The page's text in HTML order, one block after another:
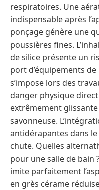
respiratoires. Une
indispensable après
ponçage génère une
poussières fines.
de silice présente un
port d’équipements
s’impose lors des
danger physique
extrêmement glissante
savonneuse.
antidérapantes dans
chute. Quelles
pour une salle de bain
imite parfaitement
en grès cérame